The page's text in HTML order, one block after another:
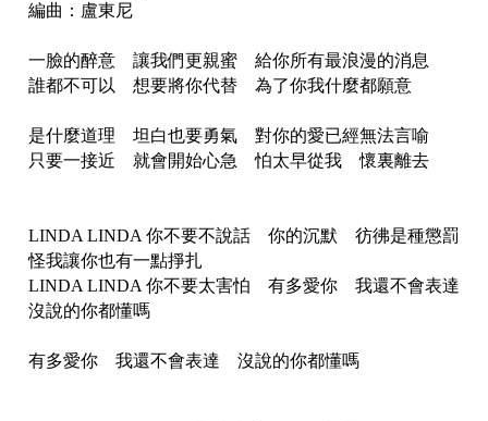
編曲：盧東尼
一臉的醉意 讓我們更親蜜 給你所有最浪漫的消息
誰都不可以 想要將你代替 為了你我什麼都願意
是什麼道理 坦白也要勇氣 對你的愛已經無法言喻
只要一接近 就會開始心急 怕太早從我 懷裏離去
LINDA LINDA 你不要不說話 你的沉默 彷彿是種懲罰
怪我讓你也有一點掙扎
LINDA LINDA 你不要太害怕 有多愛你 我還不會表達
沒說的你都懂嗎
有多愛你 我還不會表達 沒說的你都懂嗎